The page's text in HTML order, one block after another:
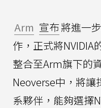
Arm 宣布將進一
作，正式將NVIDIA
整合至Arm旗下的
Neoverse中，將讓
系夥伴，能夠選擇